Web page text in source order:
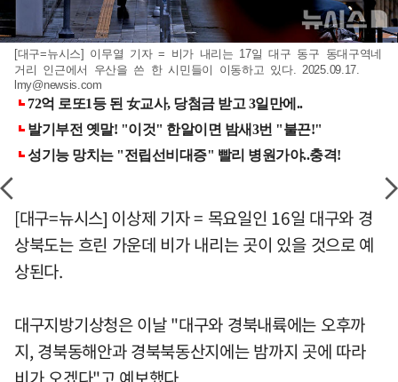
[대구=뉴시스] 이무열 기자 = 비가 내리는 17일 대구 동구 동대구역네
거리 인근에서 우산을 쓴 한 시민들이 이동하고 있다. 2025.09.17.
lmy@newsis.com
[대구=뉴시스] 이상제 기자 = 목요일인 16일 대구와 경
상북도는 흐린 가운데 비가 내리는 곳이 있을 것으로 예
상된다.
대구지방기상청은 이날 "대구와 경북내륙에는 오후까
지, 경북동해안과 경북북동산지에는 밤까지 곳에 따라